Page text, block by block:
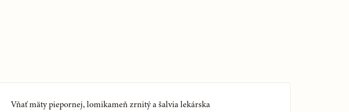
Vňať mäty piepornej, lomikameň zrnitý a šalvia lekárska